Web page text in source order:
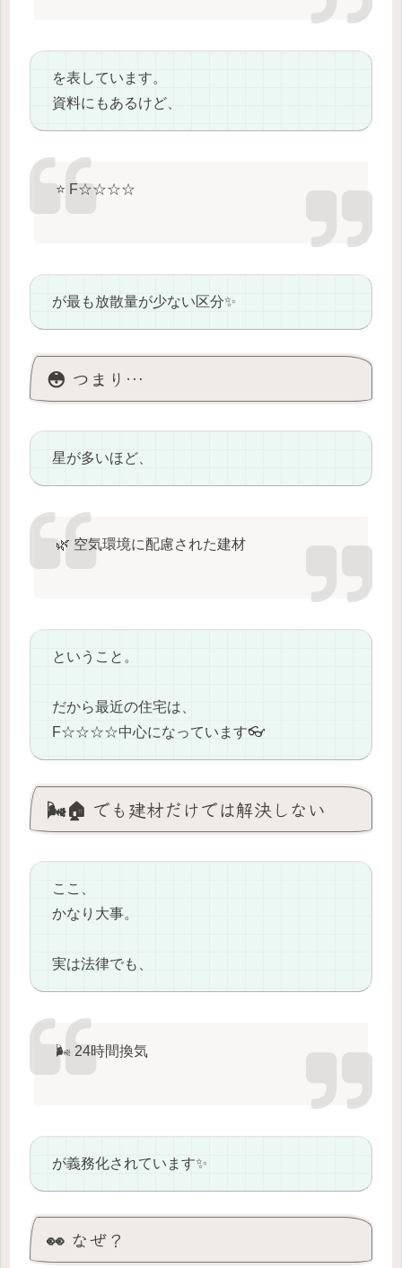
を表しています。
資料にもあるけど、
⭐ F☆☆☆☆
が最も放散量が少ない区分✨
😳 つまり…
星が多いほど、
🌿 空気環境に配慮された建材
ということ。
だから最近の住宅は、
F☆☆☆☆中心になっています👓
🌬️🏠 でも建材だけでは解決しない
ここ、
かなり大事。
実は法律でも、
🌬️ 24時間換気
が義務化されています✨
👀 なぜ？